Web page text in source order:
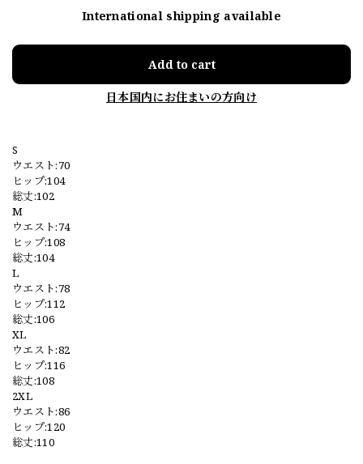
International shipping available
Add to cart
日本国内にお住まいの方向け
S
ウエスト:70
ヒップ:104
総丈:102
M
ウエスト:74
ヒップ:108
総丈:104
L
ウエスト:78
ヒップ:112
総丈:106
XL
ウエスト:82
ヒップ:116
総丈:108
2XL
ウエスト:86
ヒップ:120
総丈:110